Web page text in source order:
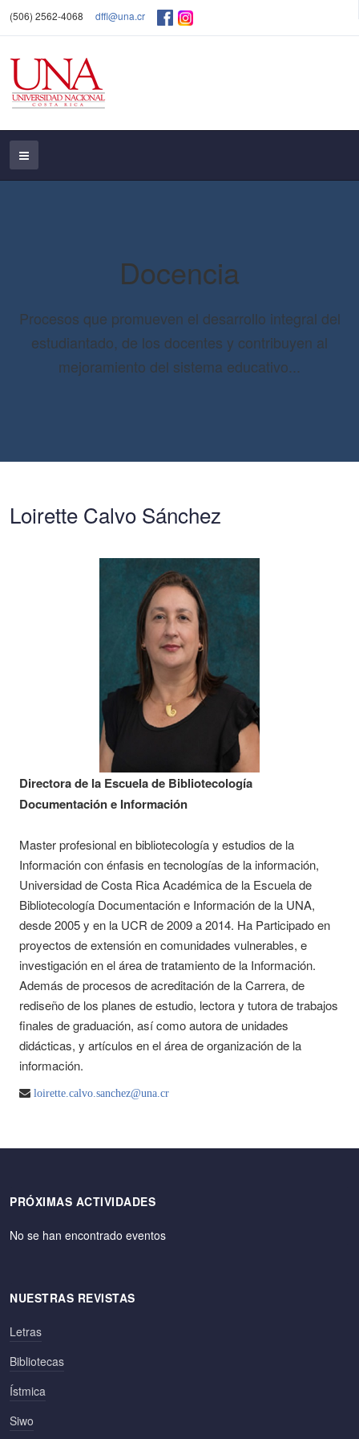
(506) 2562-4068 dffl@una.cr
Docencia
Procesos que promueven el desarrollo integral del
estudiantado, de los docentes y contribuyen al
mejoramiento del sistema educativo...
Loirette Calvo Sánchez
Directora de la Escuela de Bibliotecología
Documentación e Información
Master profesional en bibliotecología y estudios de la
Información con énfasis en tecnologías de la información,
Universidad de Costa Rica Académica de la Escuela de
Bibliotecología Documentación e Información de la UNA,
desde 2005 y en la UCR de 2009 a 2014. Ha Participado en
proyectos de extensión en comunidades vulnerables, e
investigación en el área de tratamiento de la Información.
Además de procesos de acreditación de la Carrera, de
rediseño de los planes de estudio, lectora y tutora de trabajos
finales de graduación, así como autora de unidades
didácticas, y artículos en el área de organización de la
información.
loirette.calvo.sanchez@una.cr
PRÓXIMAS ACTIVIDADES
No se han encontrado eventos
NUESTRAS REVISTAS
Letras
Bibliotecas
Ístmica
Siwo